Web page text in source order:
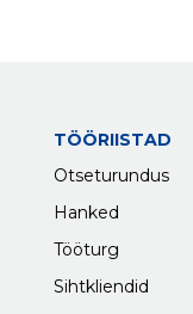
TÖÖRIISTAD
Otseturundus
Hanked
Tööturg
Sihtkliendid